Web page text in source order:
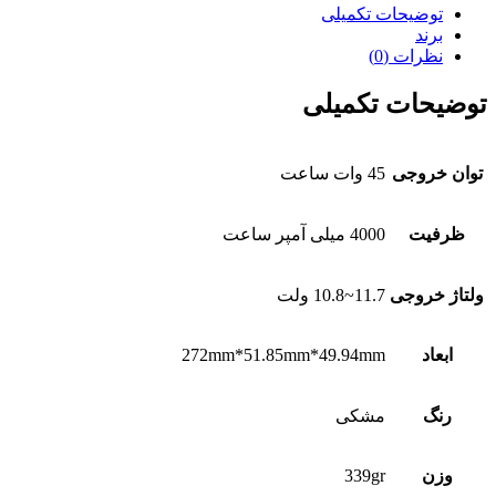
توضیحات تکمیلی
برند
نظرات (0)
توضیحات تکمیلی
توان خروجی 45 وات ساعت
ظرفیت 4000 میلی آمپر ساعت
ولتاژ خروجی 11.7~10.8 ولت
ابعاد 272mm*51.85mm*49.94mm
رنگ مشکی
وزن 339gr